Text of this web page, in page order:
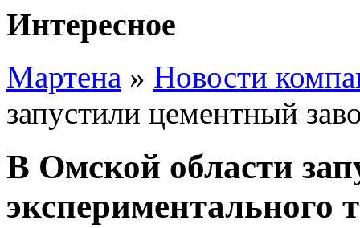
Интересное
Мартена » Новости
запустили цементный
В Омской области
экспериментального